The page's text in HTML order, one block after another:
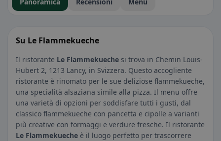
Su Le Flammekueche
Il ristorante Le Flammekueche si trova in Chemin Louis-
Hubert 2, 1213 Lancy, in Svizzera. Questo accogliente
ristorante è rinomato per le sue deliziose flammekueche,
una specialità alsaziana simile alla pizza. Il menu offre
una varietà di opzioni per soddisfare tutti i gusti, dal
classico flammekueche con pancetta e cipolle a varianti
più creative con formaggi e verdure fresche. Il ristorante
Le Flammekueche è il luogo perfetto per trascorrere